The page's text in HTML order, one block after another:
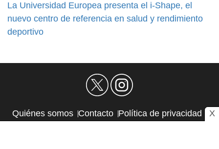
La Universidad Europea presenta el i-Shape, el
nuevo centro de referencia en salud y rendimiento
deportivo
Quiénes somos Contacto Política de privacidad
X